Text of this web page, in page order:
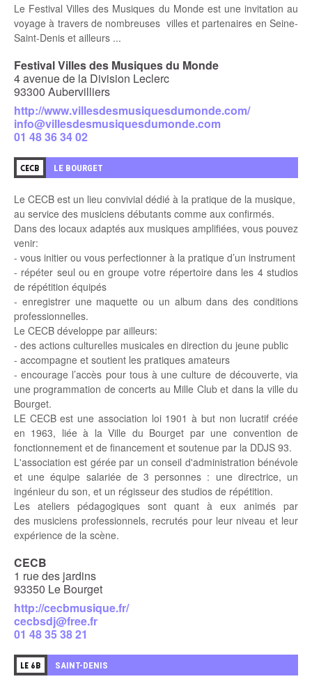
Le Festival Villes des Musiques du Monde est une invitation au
voyage à travers de nombreuses villes et partenaires en Seine-
Saint-Denis et ailleurs ...
Festival Villes des Musiques du Monde
4 avenue de la Division Leclerc
93300 Aubervilliers
http://www.villesdesmusiquesdumonde.com/
info@villesdesmusiquesdumonde.com
01 48 36 34 02
CECB LE BOURGET
Le CECB est un lieu convivial dédié à la pratique de la musique,
au service des musiciens débutants comme aux confirmés.
Dans des locaux adaptés aux musiques amplifiées, vous pouvez
venir:
- vous initier ou vous perfectionner à la pratique d’un instrument
- répéter seul ou en groupe votre répertoire dans les 4 studios
de répétition équipés
- enregistrer une maquette ou un album dans des conditions
professionnelles.
Le CECB développe par ailleurs:
- des actions culturelles musicales en direction du jeune public
- accompagne et soutient les pratiques amateurs
- encourage l’accès pour tous à une culture de découverte, via
une programmation de concerts au Mille Club et dans la ville du
Bourget.
LE CECB est une association loi 1901 à but non lucratif créée
en 1963, liée à la Ville du Bourget par une convention de
fonctionnement et de financement et soutenue par la DDJS 93.
L'association est gérée par un conseil d'administration bénévole
et une équipe salariée de 3 personnes : une directrice, un
ingénieur du son, et un régisseur des studios de répétition.
Les ateliers pédagogiques sont quant à eux animés par
des musiciens professionnels, recrutés pour leur niveau et leur
expérience de la scène.
CECB
1 rue des jardins
93350 Le Bourget
http://cecbmusique.fr/
cecbsdj@free.fr
01 48 35 38 21
LE 6B SAINT-DENIS